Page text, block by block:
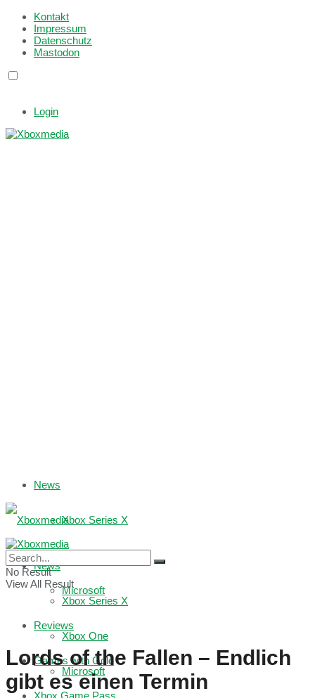
Kontakt
Impressum
Datenschutz
Mastodon
Login
News
Xbox Series X
Microsoft
Reviews
Games with Gold
Xbox Game Pass
News
Xbox Series X
Xbox One
Microsoft
No Result
View All Result
Lords of the Fallen – Endlich
gibt es einen Termin